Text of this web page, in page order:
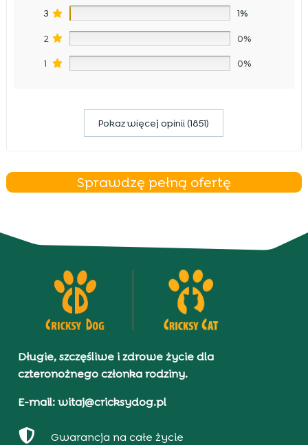
3 1%
2 0%
1 0%
Pokaz więcej opinii (1851)
Sprawdzę pełną ofertę
Długie, szczęśliwe i zdrowe życie dla
czteronożnego członka rodziny.
E-mail: witaj@cricksydog.pl
 Gwarancja na całe życie